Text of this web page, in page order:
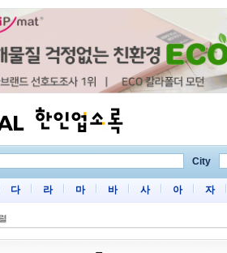
City
다 라 마 바 사 아 자